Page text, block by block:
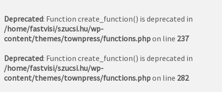
Deprecated: Function create_function() is deprecated in
/home/fastvisi/szucsi.hu/wp-
content/themes/townpress/functions.phpon line 237
Deprecated: Function create_function() is deprecated in
/home/fastvisi/szucsi.hu/wp-
content/themes/townpress/functions.phpon line 282